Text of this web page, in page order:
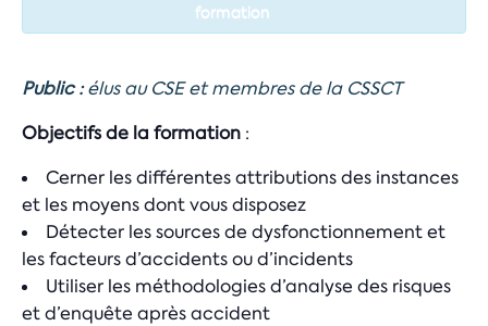
formation
Public :élus au CSE et membres de la CSSCT
Objectifs de la formation :
Cerner les différentes attributions des instances
et les moyens dont vous disposez
Détecter les sources de dysfonctionnement et
les facteurs d’accidents ou d’incidents
Utiliser les méthodologies d’analyse des risques
et d’enquête après accident